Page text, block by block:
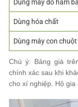
Dùng máy dò hầm
Dùng hóa chất
Dùng máy con chuột
Chú ý: Bảng giá
chính xác sau khi
cho xí nghiệp. Hộ gia